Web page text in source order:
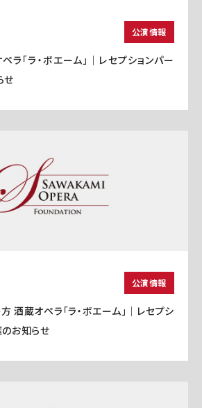
公演情報
ラ「ラ・ボエーム」｜レセプションパー
せ
公演情報
酒蔵オペラ「ラ・ボエーム」｜レセプシ
お知らせ